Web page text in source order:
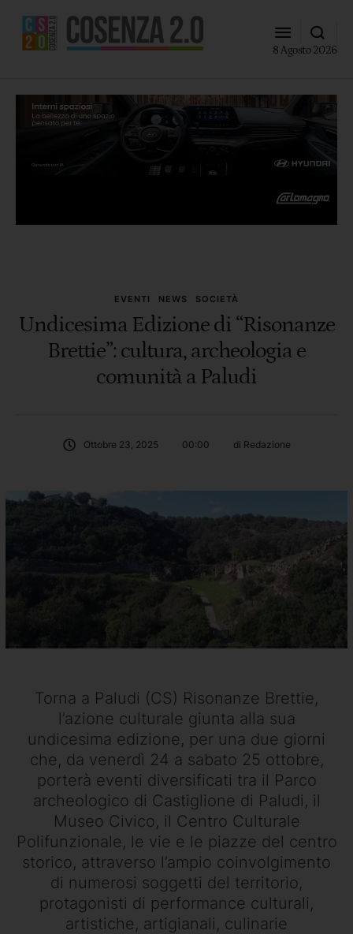
8 Agosto 2026
EVENTI NEWS SOCIETÀ
Undicesima Edizione di “Risonanze
Brettie”: cultura, archeologia e
comunità a Paludi
Ottobre 23, 2025 00:00 di Redazione
Torna a Paludi (CS) Risonanze Brettie,
l’azione culturale giunta alla sua
undicesima edizione, per una due giorni
che, da venerdì 24 a sabato 25 ottobre,
porterà eventi diversificati tra il Parco
archeologico di Castiglione di Paludi, il
Museo Civico, il Centro Culturale
Polifunzionale, le vie e le piazze del centro
storico, attraverso l’ampio coinvolgimento
di numerosi soggetti del territorio,
protagonisti di performance culturali,
artistiche, artigianali, culinarie